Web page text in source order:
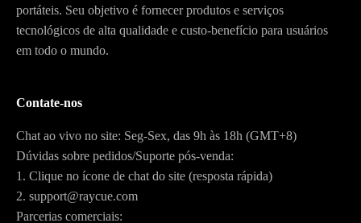
portáteis. Seu objetivo é fornecer produtos e serviços
tecnológicos de alta qualidade e custo-benefício para usuários
em todo o mundo.
Contate-nos
Chat ao vivo no site: Seg-Sex, das 9h às 18h (GMT+8)
Dúvidas sobre pedidos/Suporte pós-venda:
1. Clique no ícone de chat do site (resposta rápida)
2. support@raycue.com
Parcerias comerciais: